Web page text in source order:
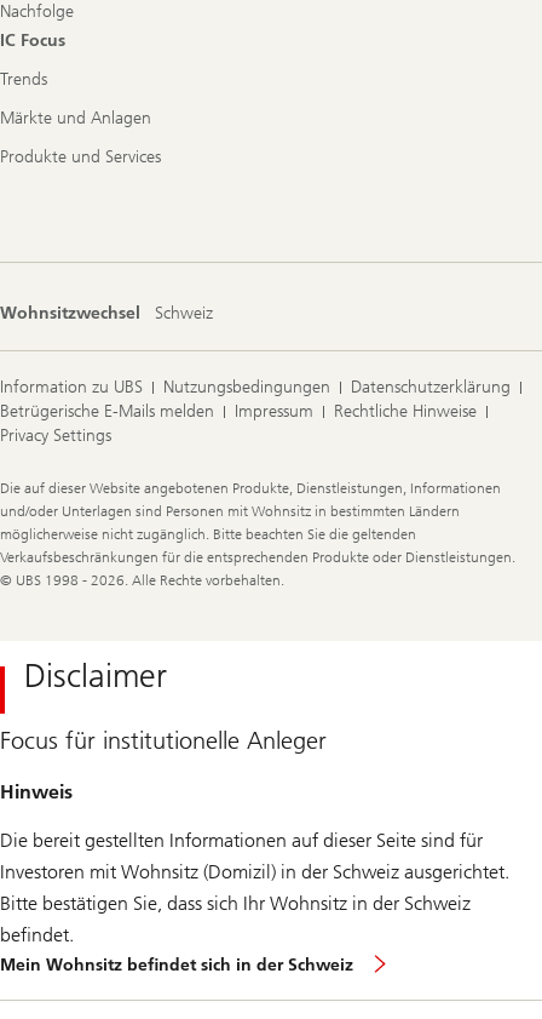
Nachfolge
IC Focus
Trends
Märkte und Anlagen
Produkte und Services
Wohnsitzwechsel Schweiz
Information zu UBS Nutzungsbedingungen
Datenschutzerklärung
Betrügerische E-Mails melden
Impressum
Rechtliche Hinweise
Privacy Settings
Legal
Information
Die auf dieser Website angebotenen Produkte, Dienstleistungen, Informationen
und/oder Unterlagen sind Personen mit Wohnsitz in bestimmten Ländern
möglicherweise nicht zugänglich. Bitte beachten Sie die geltenden
Verkaufsbeschränkungen für die entsprechenden Produkte oder Dienstleistungen.
© UBS 1998 - 2026. Alle Rechte vorbehalten.
Disclaimer
Focus für institutionelle Anleger
Hinweis
Die bereit gestellten Informationen auf dieser Seite sind für
Investoren mit Wohnsitz (Domizil) in der Schweiz ausgerichtet.
Bitte bestätigen Sie, dass sich Ihr Wohnsitz in der Schweiz
befindet.
Mein Wohnsitz befindet sich in der Schweiz